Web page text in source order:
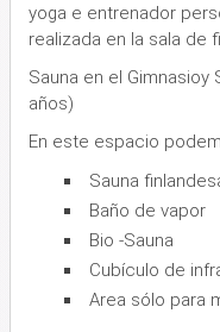
yoga e entrenador
realizada en la sala de
Sauna en el Gimnasioy
años)
En este espacio
Sauna
Baño de vapor
Bio -Sauna
Cubículo de
Area sólo para